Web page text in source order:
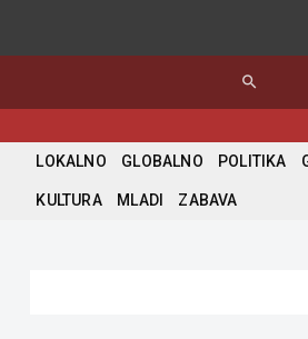
search
LOKALNO GLOBALNO POLITIKA
KULTURA MLADI ZABAVA